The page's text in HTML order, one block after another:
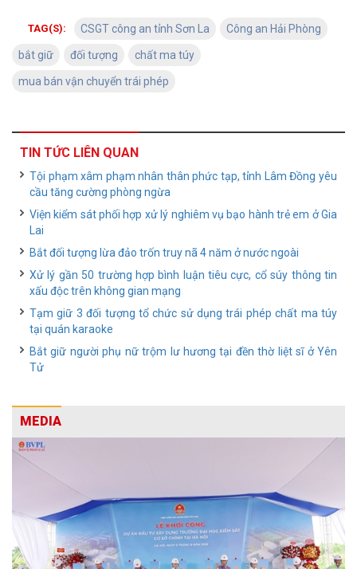
TAG(S): CSGT công an tỉnh Sơn La Công an Hải Phòng
bắt giữ đối tượng chất ma túy
mua bán vận chuyển trái phép
TIN TỨC LIÊN QUAN
Tội phạm xâm phạm nhân thân phức tạp, tỉnh Lâm Đồng yêu
cầu tăng cường phòng ngừa
Viện kiểm sát phối hợp xử lý nghiêm vụ bạo hành trẻ em ở Gia
Lai
Bắt đối tượng lừa đảo trốn truy nã 4 năm ở nước ngoài
Xử lý gần 50 trường hợp bình luận tiêu cực, cổ súy thông tin
xấu độc trên không gian mạng
Tạm giữ 3 đối tượng tổ chức sử dụng trái phép chất ma túy
tại quán karaoke
Bắt giữ người phụ nữ trộm lư hương tại đền thờ liệt sĩ ở Yên
Tử
MEDIA